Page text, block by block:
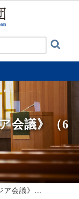
会議》（6
【5031号】《ILGAアジア会議》（6面）